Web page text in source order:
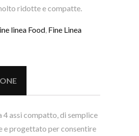
ridotte e compatte.
linea Food, Fine Linea
4 assi compatto, di semplice
e progettato per consentire